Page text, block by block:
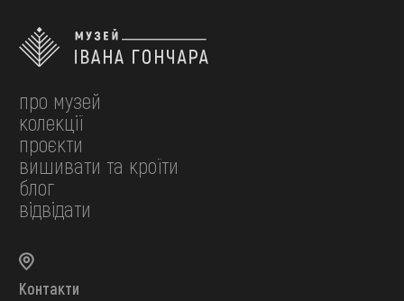
про музей
колекції
проєкти
вишивати та кроїти
блог
відвідати
Контакти